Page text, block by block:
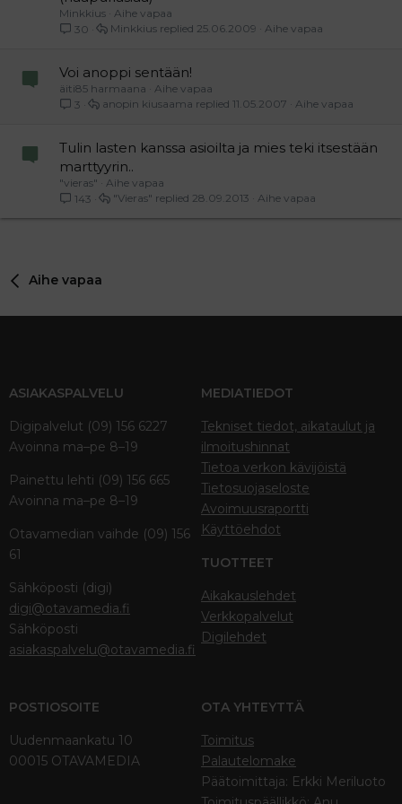
Minkkius Aihe vapaa
30
Aihe vapaa
25.06.2009
Minkkius
Voi anoppi sentään!
äiti85 harmaana
Aihe vapaa
3
Aihe vapaa
11.05.2007
anopin kiusaama
Tulin lasten kanssa asioilta ja mies teki itsestään
marttyyrin..
"vieras"
Aihe vapaa
143
Aihe vapaa
28.09.2013
"Vieras"
Aihe vapaa
ASIAKASPALVELU
Digipalvelut (09) 156 6227
Avoinna ma–pe 8–19
Painettu lehti (09) 156 665
Avoinna ma–pe 8–19
Otavamedian vaihde (09) 156
61
Sähköposti (digi)
digi@otavamedia.fi
Sähköposti
asiakaspalvelu@otavamedia.fi
MEDIATIEDOT
Tekniset tiedot, aikataulut ja
ilmoitushinnat
Tietoa verkon kävijöistä
Tietosuojaseloste
Avoimuusraportti
Käyttöehdot
TUOTTEET
Aikakauslehdet
Verkkopalvelut
Digilehdet
POSTIOSOITE
Uudenmaankatu 10
00015 OTAVAMEDIA
OTA YHTEYTTÄ
Toimitus
Palautelomake
Päätoimittaja: Erkki Meriluoto